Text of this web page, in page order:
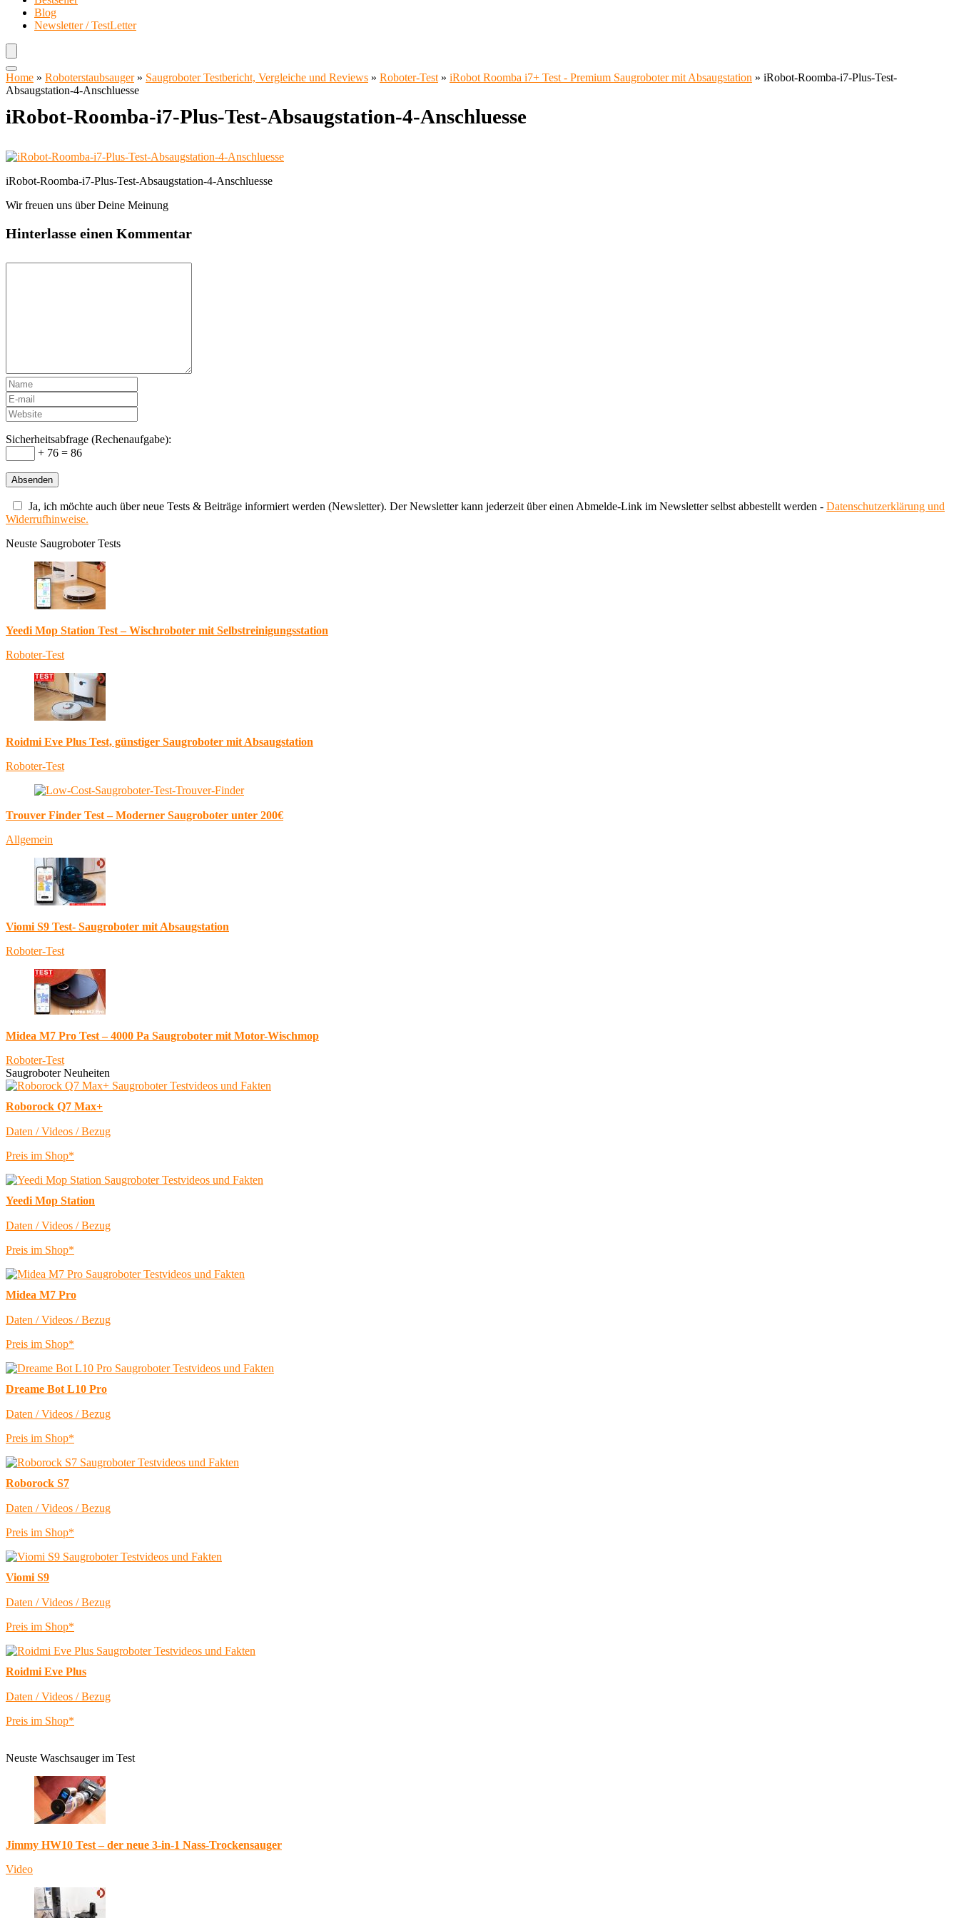
Blog
Newsletter / TestLetter
Home » Roboterstaubsauger» Saugroboter Testbericht, Vergleiche und Reviews » Roboter-Test » iRobot Roomba i7+ Test - Premium Saugroboter mit Absaugstation » iRobot-Roomba-i7-Plus-Test-
Absaugstation-4-Anschluesse
iRobot-Roomba-i7-Plus-Test-Absaugstation-4-Anschluesse
iRobot-Roomba-i7-Plus-Test-Absaugstation-4-Anschluesse
Wir freuen uns über Deine Meinung
Hinterlasse einen Kommentar
Sicherheitsabfrage (Rechenaufgabe):
+ 76 = 86
Ja, ich möchte auch über neue Tests & Beiträge informiert werden (Newsletter). Der Newsletter kann jederzeit über einen Abmelde-Link im Newsletter selbst abbestellt werden - Datenschutzerklärung und
Widerrufhinweise.
Neuste Saugroboter Tests
Yeedi Mop Station Test – Wischroboter mit Selbstreinigungsstation
Roboter-Test
Roidmi Eve Plus Test, günstiger Saugroboter mit Absaugstation
Roboter-Test
Trouver Finder Test – Moderner Saugroboter unter 200€
Allgemein
Viomi S9 Test- Saugroboter mit Absaugstation
Roboter-Test
Midea M7 Pro Test – 4000 Pa Saugroboter mit Motor-Wischmop
Roboter-Test
Saugroboter Neuheiten
Roborock Q7 Max+
Daten / Videos / Bezug
Preis im Shop*
Yeedi Mop Station
Daten / Videos / Bezug
Preis im Shop*
Midea M7 Pro
Daten / Videos / Bezug
Preis im Shop*
Dreame Bot L10 Pro
Daten / Videos / Bezug
Preis im Shop*
Roborock S7
Daten / Videos / Bezug
Preis im Shop*
Viomi S9
Daten / Videos / Bezug
Preis im Shop*
Roidmi Eve Plus
Daten / Videos / Bezug
Preis im Shop*
Neuste Waschsauger im Test
Jimmy HW10 Test – der neue 3-in-1 Nass-Trockensauger
Video